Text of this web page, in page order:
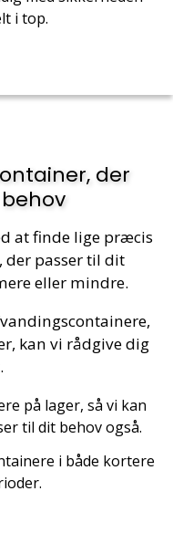
i top.
der
at finde lige præcis
passer til dit
eller mindre.
kan vi rådgive dig
på lager, så vi kan
til dit behov også.
i både kortere